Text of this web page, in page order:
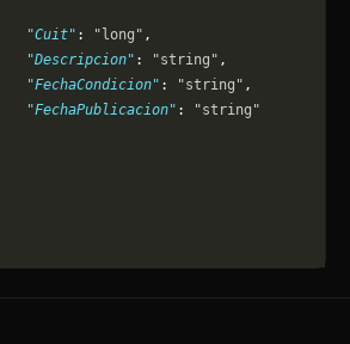
"Cuit"
: "long" ,
"Descripcion"
: "string" ,
"FechaCondicion"
: "string" ,
"FechaPublicacion"
:
"string"